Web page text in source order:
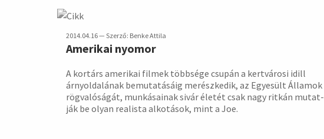
2014.04.16 — Szerző: Benke Attila
Amerikai nyomor
A kortárs amerikai filmek többsége csupán a kert­városi idill
árny­oldalá­nak bemuta­tásáig merész­kedik, az Egye­sült Álla­mok
rög­valósá­gát, munká­sainak sivár éle­tét csak nagy ritkán mutat­
ják be olyan rea­lista alko­tások, mint a Joe.